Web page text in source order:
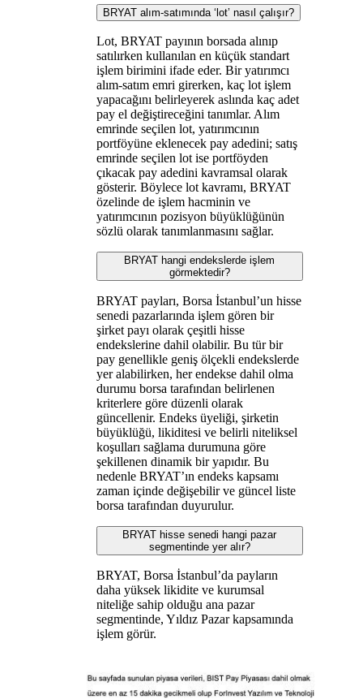
BRYAT alım-satımında ‘lot’ nasıl çalışır?
Lot, BRYAT payının borsada alınıp
satılırken kullanılan en küçük standart
işlem birimini ifade eder. Bir yatırımcı
alım-satım emri girerken, kaç lot işlem
yapacağını belirleyerek aslında kaç adet
pay el değiştireceğini tanımlar. Alım
emrinde seçilen lot, yatırımcının
portföyüne eklenecek pay adedini; satış
emrinde seçilen lot ise portföyden
çıkacak pay adedini kavramsal olarak
gösterir. Böylece lot kavramı, BRYAT
özelinde de işlem hacminin ve
yatırımcının pozisyon büyüklüğünün
sözlü olarak tanımlanmasını sağlar.
BRYAT hangi endekslerde işlem
görmektedir?
BRYAT payları, Borsa İstanbul’un hisse
senedi pazarlarında işlem gören bir
şirket payı olarak çeşitli hisse
endekslerine dahil olabilir. Bu tür bir
pay genellikle geniş ölçekli endekslerde
yer alabilirken, her endekse dahil olma
durumu borsa tarafından belirlenen
kriterlere göre düzenli olarak
güncellenir. Endeks üyeliği, şirketin
büyüklüğü, likiditesi ve belirli niteliksel
koşulları sağlama durumuna göre
şekillenen dinamik bir yapıdır. Bu
nedenle BRYAT’ın endeks kapsamı
zaman içinde değişebilir ve güncel liste
borsa tarafından duyurulur.
BRYAT hisse senedi hangi pazar
segmentinde yer alır?
BRYAT, Borsa İstanbul’da payların
daha yüksek likidite ve kurumsal
niteliğe sahip olduğu ana pazar
segmentinde, Yıldız Pazar kapsamında
işlem görür.